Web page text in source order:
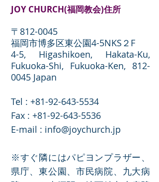
JOY CHURCH(福岡教会)住所
〒812-0045
福岡市博多区東公園4-5NKS２F
4-5, Higashikoen, Hakata-Ku,
Fukuoka-Shi, Fukuoka-Ken, 812-
0045 Japan
Tel : +81-92-643-5534
​Fax : +81-92-643-5536
E-mail : info@joychurch.jp
※すぐ隣にはパピヨンプラザー、
県庁、東公園、市民病院、九大病